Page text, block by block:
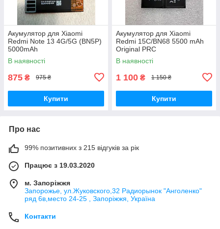
Акумулятор для Xiaomi
Redmi Note 13 4G/5G (BN5P)
5000mAh
В наявності
875 ₴ 975 ₴
Купити
Акумулятор для Xiaomi
Redmi 15C/BN68 5500 mAh
Original PRC
В наявності
1 100 ₴ 1 150 ₴
Купити
Про нас
99% позитивних з 215 відгуків за рік
Працює з 19.03.2020
м. Запоріжжя
Запорожье, ул.Жуковского,32 Радиорынок "Анголенко"
ряд 6в,место 24-25 , Запоріжжя, Україна
Контакти